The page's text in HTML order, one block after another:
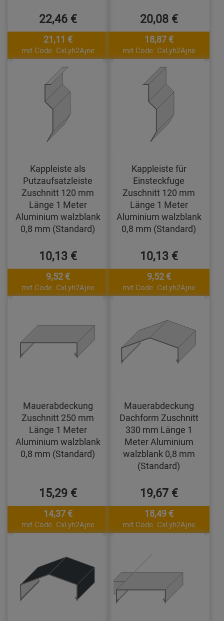
22,46 €
21,11 €
mit Code: CxLyh2Ajne
20,08 €
18,87 €
mit Code: CxLyh2Ajne
Kappleiste als
Putzaufsatzleiste
Zuschnitt 120 mm
Länge 1 Meter
Aluminium walzblank
0,8 mm (Standard)
10,13 €
9,52 €
mit Code: CxLyh2Ajne
Kappleiste für
Einsteckfuge
Zuschnitt 120 mm
Länge 1 Meter
Aluminium walzblank
0,8 mm (Standard)
10,13 €
9,52 €
mit Code: CxLyh2Ajne
Mauerabdeckung
Zuschnitt 250 mm
Länge 1 Meter
Aluminium walzblank
0,8 mm (Standard)
15,29 €
14,37 €
mit Code: CxLyh2Ajne
Mauerabdeckung
Dachform Zuschnitt
330 mm Länge 1
Meter Aluminium
walzblank 0,8 mm
(Standard)
19,67 €
18,49 €
mit Code: CxLyh2Ajne